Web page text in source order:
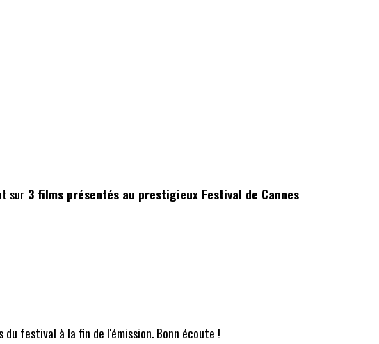
sur 3 films présentés au prestigieux Festival de Cannes
festival à la fin de l'émission. Bonn écoute !